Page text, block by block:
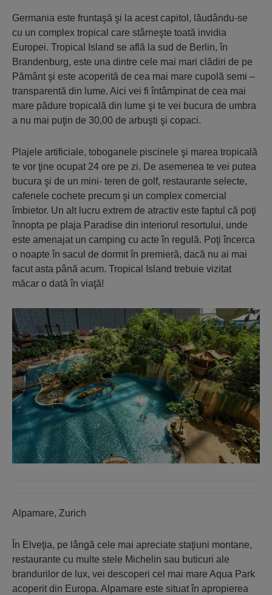
Germania este fruntaşă şi la acest capitol, lăudându-se
cu un complex tropical care stârneşte toată invidia
Europei. Tropical Island se află la sud de Berlin, în
Brandenburg, este una dintre cele mai mari clădiri de pe
Pământ şi este acoperită de cea mai mare cupolă semi –
transparentă din lume. Aici vei fi întâmpinat de cea mai
mare pădure tropicală din lume şi te vei bucura de umbra
a nu mai puţin de 30,00 de arbuşti şi copaci.
Plajele artificiale, toboganele piscinele şi marea tropicală
te vor ţine ocupat 24 ore pe zi. De asemenea te vei putea
bucura şi de un mini- teren de golf, restaurante selecte,
cafenele cochete precum şi un complex comercial
îmbietor. Un alt lucru extrem de atractiv este faptul că poţi
înnopta pe plaja Paradise din interiorul resortului, unde
este amenajat un camping cu acte în regulă. Poţi încerca
o noapte în sacul de dormit în premieră, dacă nu ai mai
facut asta până acum. Tropical Island trebuie vizitat
măcar o dată în viaţă!
Alpamare, Zurich
În Elveţia, pe lângă cele mai apreciate staţiuni montane,
restaurante cu multe stele Michelin sau buticuri ale
brandurilor de lux, vei descoperi cel mai mare Aqua Park
acoperit din Europa. Alpamare este situat în apropierea